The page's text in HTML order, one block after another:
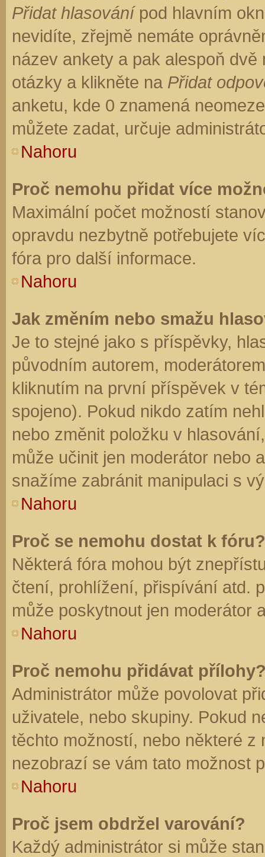
Přidat hlasovánípod hlavním
nevidíte, zřejmě nemáte
název ankety a pak alespoň
otázky a klikněte na Přidat
anketu, kde 0 znamená
můžete zadat, určuje
Nahoru
Proč nemohu přidat více
Maximální počet možností
opravdu nezbytně potřebujete
fóra pro další informace.
Nahoru
Jak změním nebo smažu
Je to stejné jako s příspěvky,
původním autorem,
kliknutím na první příspěvek v
spojeno). Pokud nikdo zatím
nebo změnit položku v
může učinit jen moderátor nebo
snažíme zabránit manipulaci s
Nahoru
Proč se nemohu dostat k fóru?
Některá fóra mohou být
čtení, prohlížení, přispívání atd.
může poskytnout jen moderátor
Nahoru
Proč nemohu přidávat
Administrátor může povolovat
uživatele, nebo skupiny. Pokud
těchto možností, nebo některé z
nezobrazí se vám tato možnost
Nahoru
Proč jsem obdržel varování?
Každý administrátor si může